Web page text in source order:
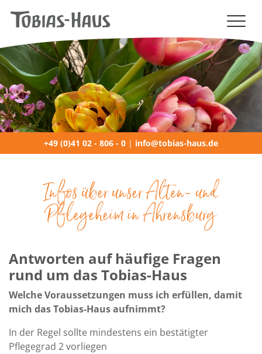
NAVIGATION (MOBILE)
+49 (0)41 02 - 806 - 0 | info@tobias-haus.de
Infos über unser Alten- und
Pflegeheim in Ahrensburg
Antworten auf häufige Fragen
rund um das Tobias-Haus
Welche Voraussetzungen muss ich erfüllen, damit
mich das Tobias-Haus aufnimmt?
In der Regel sollte mindestens ein bestätigter
Pflegegrad 2 vorliegen